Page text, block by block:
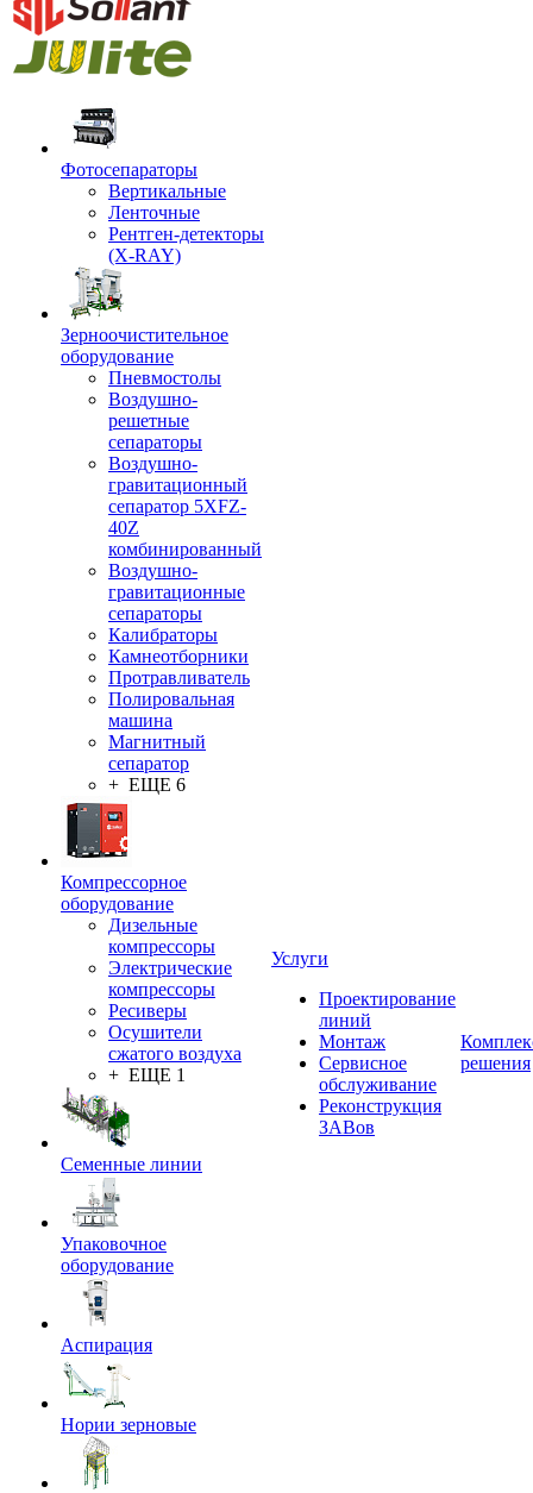
Фотосепараторы
Вертикальные
Ленточные
Рентген-детекторы
(X-RAY)
Зерноочистительное
оборудование
Пневмостолы
Воздушно-
решетные
сепараторы
Воздушно-
гравитационный
сепаратор 5XFZ-
40Z
комбинированный
Воздушно-
гравитационные
сепараторы
Калибраторы
Камнеотборники
Протравливатель
Полировальная
машина
Магнитный
сепаратор
+ ЕЩЕ 6
Компрессорное
оборудование
Дизельные
компрессоры
Электрические
компрессоры
Ресиверы
Осушители
сжатого воздуха
+ ЕЩЕ 1
Семенные линии
Упаковочное
оборудование
Аспирация
Нории зерновые
Услуги
Проектирование
линий
Монтаж
Сервисное
обслуживание
Реконструкция
ЗАВов
решения